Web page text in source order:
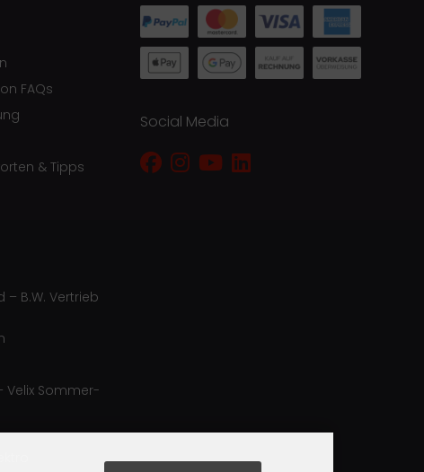
FAQs
& Tipps
B.W. Vertrieb
Sommer-
Social Media